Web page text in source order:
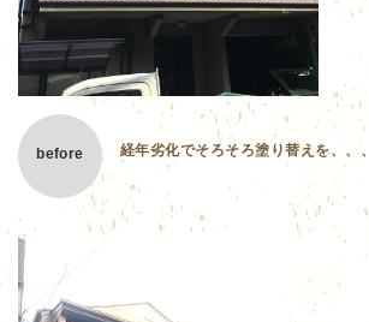
before 経年劣化でそろそろ塗り替えを、、、